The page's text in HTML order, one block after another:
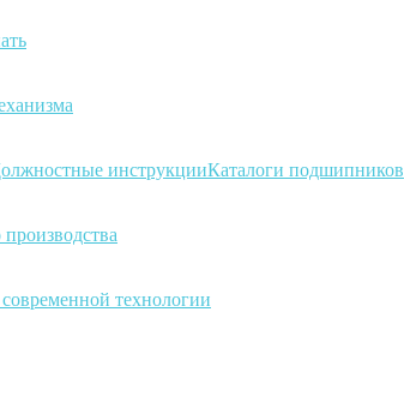
инструкцииКаталоги подшипников
технологии